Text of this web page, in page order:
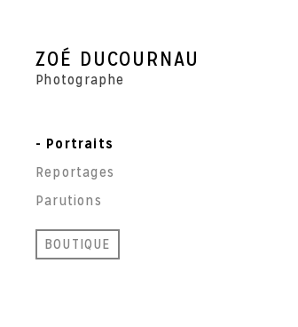
content
ZOÉ DUCOURNAU
Photographe
Portraits
Reportages
Parutions
BOUTIQUE